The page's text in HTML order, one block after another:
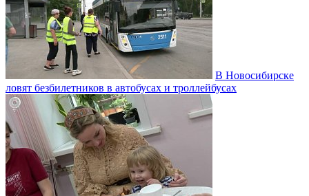
В Новосибирске
ловят безбилетников в автобусах и троллейбусах